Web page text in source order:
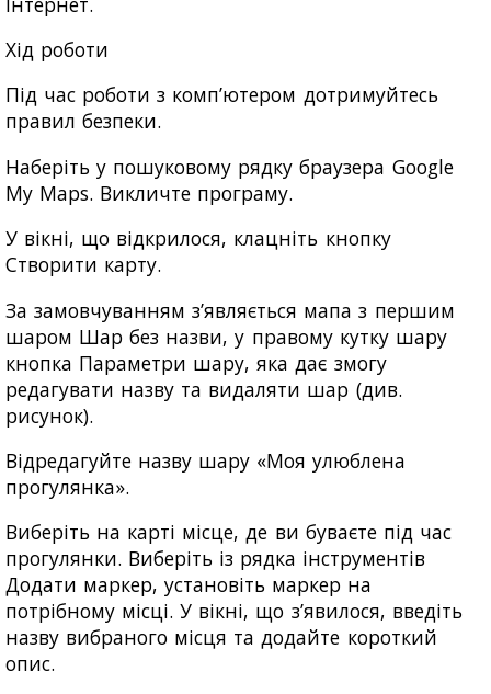
Хід роботи
Під час роботи з комп’ютером дотримуйтесь
правил безпеки.
Наберіть у пошуковому рядку браузера Google
My Maps. Викличте програму.
У вікні, що відкрилося, клацніть кнопку
Створити карту.
За замовчуванням з’являється мапа з першим
шаром Шар без назви, у правому кутку шару
кнопка Параметри шару, яка дає змогу
редагувати назву та видаляти шар (див.
рисунок).
Відредагуйте назву шару «Моя улюблена
прогулянка».
Виберіть на карті місце, де ви буваєте під час
прогулянки. Виберіть із рядка інструментів
Додати маркер, установіть маркер на
потрібному місці. У вікні, що з’явилося, введіть
назву вибраного місця та додайте короткий
опис.